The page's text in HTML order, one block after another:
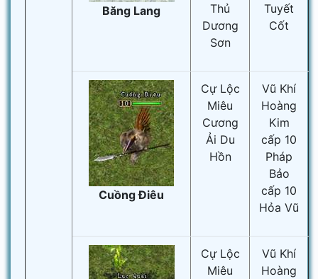
Băng Lang
Thủ
Dương
Sơn
Tuyết
Cốt
Cuồng Điêu
Cự Lộc
Miêu
Cương
Ải Du
Hồn
Vũ Khí
Hoàng
Kim
cấp 10
Pháp
Bảo
cấp 10
Hỏa Vũ
Cự Lộc
Miêu
Vũ Khí
Hoàng